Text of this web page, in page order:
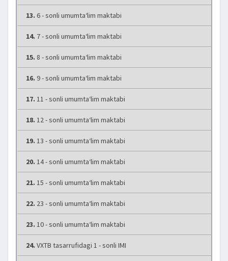
13. 6 - sonli umumta‘lim maktabi
14. 7 - sonli umumta‘lim maktabi
15. 8 - sonli umumta‘lim maktabi
16. 9 - sonli umumta‘lim maktabi
17. 11 - sonli umumta‘lim maktabi
18. 12 - sonli umumta‘lim maktabi
19. 13 - sonli umumta‘lim maktabi
20. 14 - sonli umumta‘lim maktabi
21. 15 - sonli umumta‘lim maktabi
22. 23 - sonli umumta‘lim maktabi
23. 10 - sonli umumta‘lim maktabi
24. VXTB tasarrufidagi 1 - sonli IMI